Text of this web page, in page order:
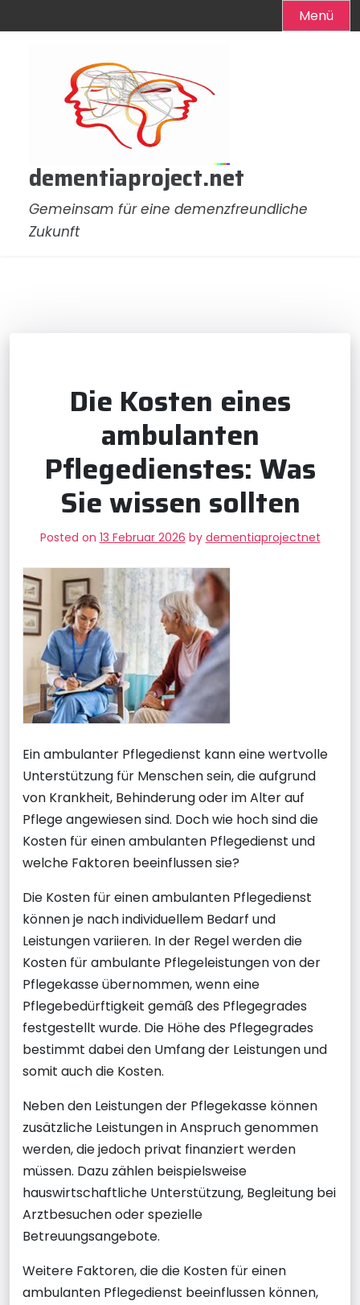
Menü
dementiaproject.net
Gemeinsam für eine demenzfreundliche
Zukunft
Die Kosten eines
ambulanten
Pflegedienstes: Was
Sie wissen sollten
Posted on 13 Februar 2026 by dementiaprojectnet
Ein ambulanter Pflegedienst kann eine wertvolle
Unterstützung für Menschen sein, die aufgrund
von Krankheit, Behinderung oder im Alter auf
Pflege angewiesen sind. Doch wie hoch sind die
Kosten für einen ambulanten Pflegedienst und
welche Faktoren beeinflussen sie?
Die Kosten für einen ambulanten Pflegedienst
können je nach individuellem Bedarf und
Leistungen variieren. In der Regel werden die
Kosten für ambulante Pflegeleistungen von der
Pflegekasse übernommen, wenn eine
Pflegebedürftigkeit gemäß des Pflegegrades
festgestellt wurde. Die Höhe des Pflegegrades
bestimmt dabei den Umfang der Leistungen und
somit auch die Kosten.
Neben den Leistungen der Pflegekasse können
zusätzliche Leistungen in Anspruch genommen
werden, die jedoch privat finanziert werden
müssen. Dazu zählen beispielsweise
hauswirtschaftliche Unterstützung, Begleitung bei
Arztbesuchen oder spezielle
Betreuungsangebote.
Weitere Faktoren, die die Kosten für einen
ambulanten Pflegedienst beeinflussen können,